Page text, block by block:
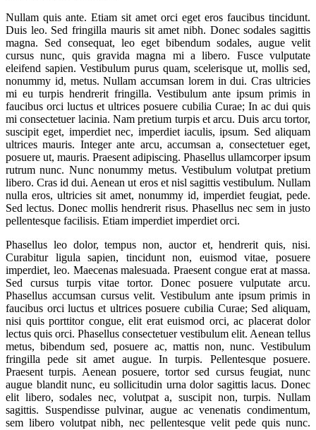
Nullam quis ante. Etiam sit amet orci eget eros faucibus tincidunt.
Duis leo. Sed fringilla mauris sit amet nibh. Donec sodales sagittis
magna. Sed consequat, leo eget bibendum sodales, augue velit
cursus nunc, quis gravida magna mi a libero. Fusce vulputate
eleifend sapien. Vestibulum purus quam, scelerisque ut, mollis sed,
nonummy id, metus. Nullam accumsan lorem in dui. Cras ultricies
mi eu turpis hendrerit fringilla. Vestibulum ante ipsum primis in
faucibus orci luctus et ultrices posuere cubilia Curae; In ac dui quis
mi consectetuer lacinia. Nam pretium turpis et arcu. Duis arcu tortor,
suscipit eget, imperdiet nec, imperdiet iaculis, ipsum. Sed aliquam
ultrices mauris. Integer ante arcu, accumsan a, consectetuer eget,
posuere ut, mauris. Praesent adipiscing. Phasellus ullamcorper ipsum
rutrum nunc. Nunc nonummy metus. Vestibulum volutpat pretium
libero. Cras id dui. Aenean ut eros et nisl sagittis vestibulum. Nullam
nulla eros, ultricies sit amet, nonummy id, imperdiet feugiat, pede.
Sed lectus. Donec mollis hendrerit risus. Phasellus nec sem in justo
pellentesque facilisis. Etiam imperdiet imperdiet orci.
Phasellus leo dolor, tempus non, auctor et, hendrerit quis, nisi.
Curabitur ligula sapien, tincidunt non, euismod vitae, posuere
imperdiet, leo. Maecenas malesuada. Praesent congue erat at massa.
Sed cursus turpis vitae tortor. Donec posuere vulputate arcu.
Phasellus accumsan cursus velit. Vestibulum ante ipsum primis in
faucibus orci luctus et ultrices posuere cubilia Curae; Sed aliquam,
nisi quis porttitor congue, elit erat euismod orci, ac placerat dolor
lectus quis orci. Phasellus consectetuer vestibulum elit. Aenean tellus
metus, bibendum sed, posuere ac, mattis non, nunc. Vestibulum
fringilla pede sit amet augue. In turpis. Pellentesque posuere.
Praesent turpis. Aenean posuere, tortor sed cursus feugiat, nunc
augue blandit nunc, eu sollicitudin urna dolor sagittis lacus. Donec
elit libero, sodales nec, volutpat a, suscipit non, turpis. Nullam
sagittis. Suspendisse pulvinar, augue ac venenatis condimentum,
sem libero volutpat nibh, nec pellentesque velit pede quis nunc.